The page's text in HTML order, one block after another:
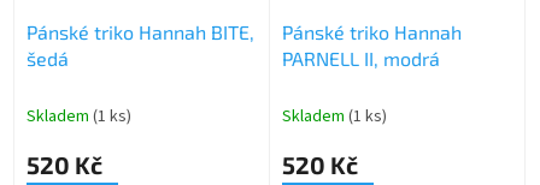
Pánské triko Hannah BITE,
šedá
Skladem (1 ks)
520 Kč
Pánské triko Hannah
PARNELL II, modrá
Skladem (1 ks)
520 Kč